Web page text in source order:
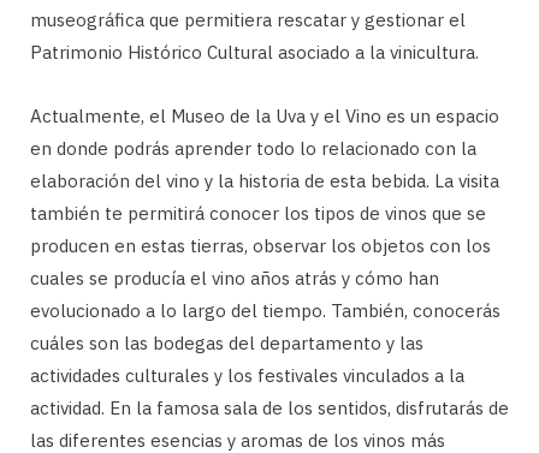
museográfica que permitiera rescatar y gestionar el
Patrimonio Histórico Cultural asociado a la vinicultura.
Actualmente, el Museo de la Uva y el Vino es un espacio
en donde podrás aprender todo lo relacionado con la
elaboración del vino y la historia de esta bebida. La visita
también te permitirá conocer los tipos de vinos que se
producen en estas tierras, observar los objetos con los
cuales se producía el vino años atrás y cómo han
evolucionado a lo largo del tiempo. También, conocerás
cuáles son las bodegas del departamento y las
actividades culturales y los festivales vinculados a la
actividad. En la famosa sala de los sentidos, disfrutarás de
las diferentes esencias y aromas de los vinos más